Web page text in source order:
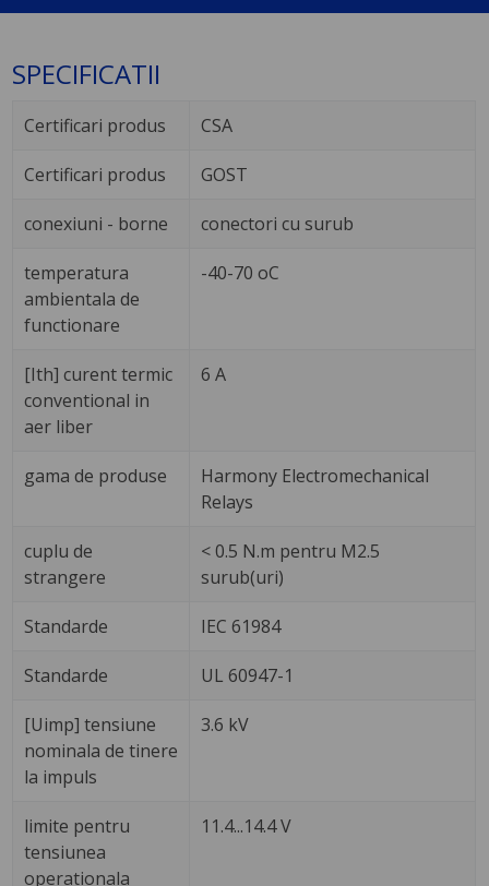
SPECIFICATII
Certificari produs CSA
Certificari produs GOST
conexiuni - borne conectori cu surub
temperatura
ambientala de
functionare
-40-70 oC
[Ith] curent termic
conventional in
aer liber
6 A
gama de produse
Harmony Electromechanical
Relays
cuplu de
strangere
< 0.5 N.m pentru M2.5
surub(uri)
Standarde IEC 61984
Standarde UL 60947-1
[Uimp] tensiune
nominala de tinere
la impuls
3.6 kV
limite pentru
tensiunea
operationala
11.4...14.4 V